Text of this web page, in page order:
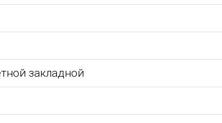
закладной